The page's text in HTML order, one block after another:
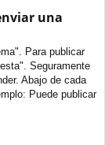
una
Para publicar
Seguramente
Abajo de cada
Puede publicar